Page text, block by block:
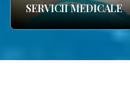
SERVICII MEDICALE